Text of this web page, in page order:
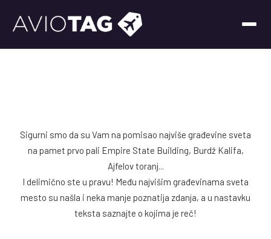
Sigurni smo da su Vam na pomisao najviše građevine sveta
na pamet prvo pali Empire State Building, Burdž Kalifa,
Ajfelov toranj...
I delimično ste u pravu! Među najvišim građevinama sveta
mesto su našla i neka manje poznatija zdanja, a u nastavku
teksta saznajte o kojima je reč!